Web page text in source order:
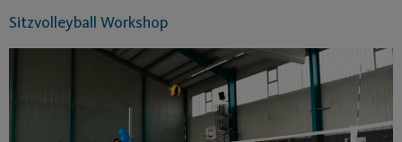
Sitzvolleyball Workshop